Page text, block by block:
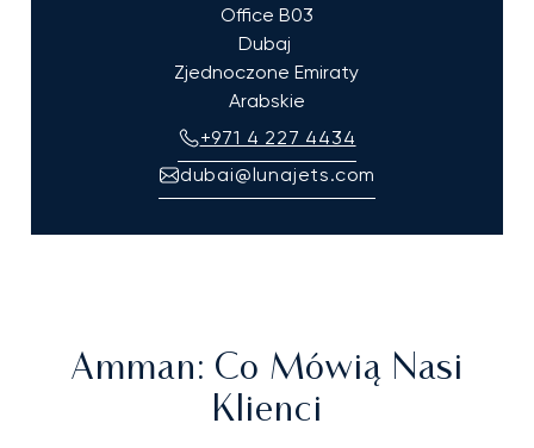
Office B03
Dubaj
Zjednoczone Emiraty
Arabskie
+971 4 227 4434
dubai@lunajets.com
Amman: Co Mówią Nasi
Klienci